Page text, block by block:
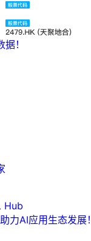
！
Hub
力AI应用生态发展！